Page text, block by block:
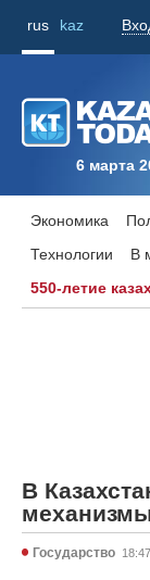
rus kaz
6 марта
Экономика
Технологии
В
550-летие
В
Государство 18:47